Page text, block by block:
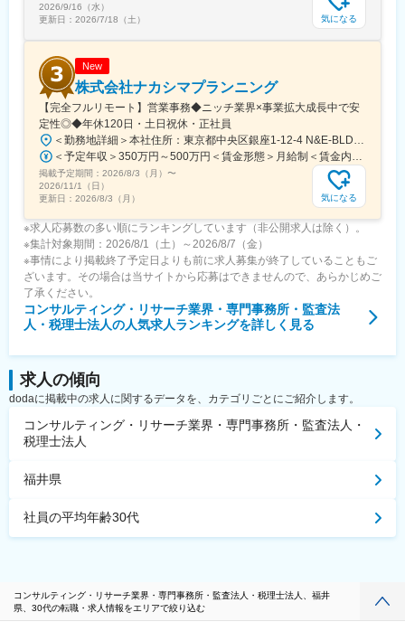
2026/9/16（水）
更新日： 2026/7/18（土） 気になる
New
株式会社ナカシマプランニング
【完全フルリモート】営業事務◆ニッチ業界×事業拡大成長中で安
定性◎◆年休120日・土日祝休・正社員
掲載予定期間： 2026/8/3（月） 〜
2026/11/1（日）
更新日： 2026/8/3（月） 気になる
※求人応募数の多い順にランキングしています（非公開求人は除く）。
※集計対象期間：2026/8/1（土）～2026/8/7（金）
※事情により掲載終了予定日よりも前に求人募集が終了していることもご
ざいます。その場合は当サイトから応募はできませんので、あらかじめご
了承ください。
コンサルティング・リサーチ業界・専門事務所・監査法
人・税理士法人の人気求人ランキングを詳しく見る
求人の傾向
dodaに掲載中の求人に関するデータを、カテゴリごとにご紹介します。
コンサルティング・リサーチ業界・専門事務所・監査法人・
税理士法人
福井県
社員の平均年齢30代
コンサルティング・リサーチ業界・専門事務所・監査法人・税理士法人、福井
県、30代の転職・求人情報をエリアで絞り込む